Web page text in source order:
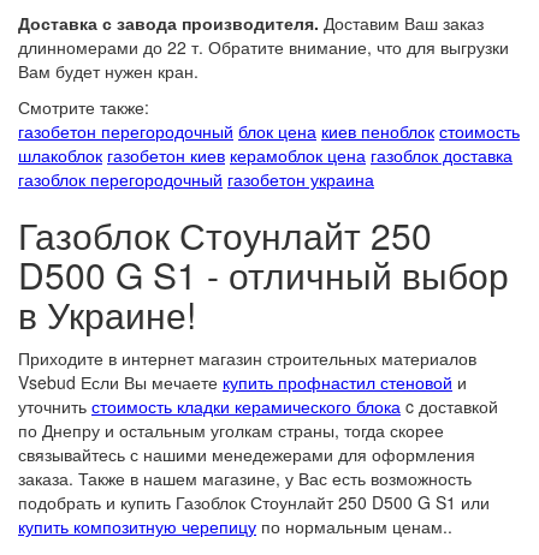
Доставка с завода производителя. Доставим Ваш заказ
длинномерами до 22 т. Обратите внимание, что для выгрузки
Вам будет нужен кран.
Смотрите также:
газобетон перегородочный блок цена киев пеноблок стоимость
шлакоблок газобетон киев керамоблок цена газоблок доставка
газоблок перегородочный газобетон украина
Газоблок Стоунлайт 250
D500 G S1 - отличный выбор
в Украине!
Приходите в интернет магазин строительных материалов
Vsebud Если Вы мечаете купить профнастил стеновой и
уточнить стоимость кладки керамического блока c доставкой
по Днепру и остальным уголкам страны, тогда скорее
связывайтесь с нашими менедежерами для оформления
заказа. Также в нашем магазине, у Вас есть возможность
подобрать и купить Газоблок Стоунлайт 250 D500 G S1 или
купить композитную черепицу по нормальным ценам..